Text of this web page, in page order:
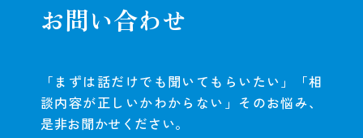
お問い合わせ
「まずは話だけでも聞いてもらいたい」「相
談内容が正しいかわからない」そのお悩み、
是非お聞かせください。